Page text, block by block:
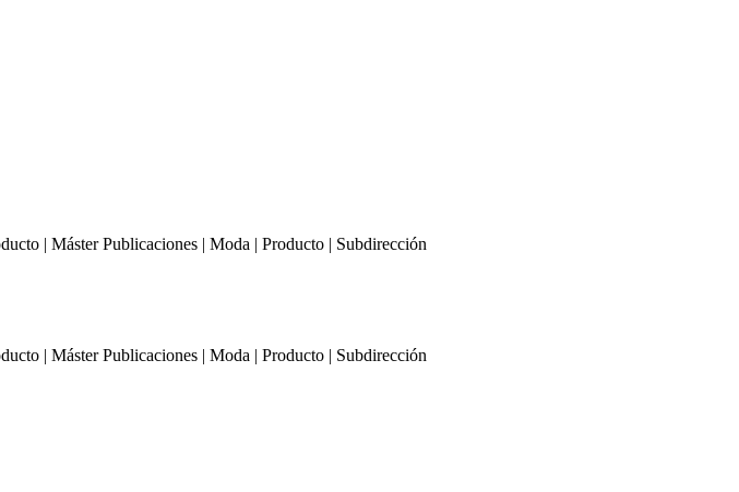
| Máster Publicaciones | Moda | Producto | Subdirección
| Máster Publicaciones | Moda | Producto | Subdirección